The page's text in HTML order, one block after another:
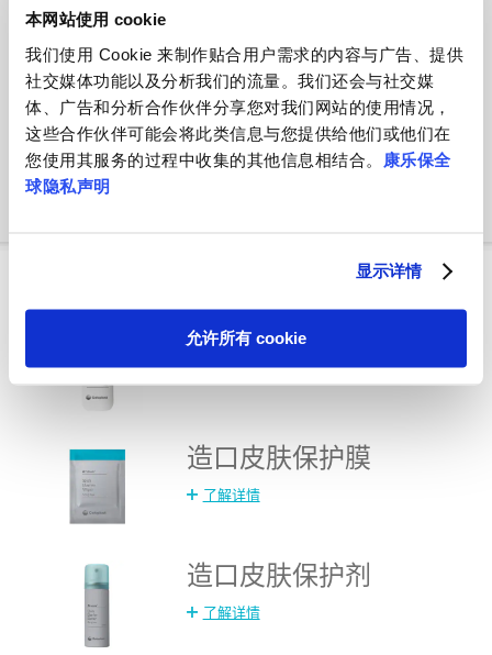
本网站使用 cookie
我们使用 Cookie 来制作贴合用户需求的内容与广告、提供
社交媒体功能以及分析我们的流量。我们还会与社交媒
体、广告和分析合作伙伴分享您对我们网站的使用情况，
这些合作伙伴可能会将此类信息与您提供给他们或他们在
您使用其服务的过程中收集的其他信息相结合。
康乐保全
球隐私声明
显示详情
允许所有 cookie
造口腰带
造口护肤粉
造口皮肤保护膜
了解详情
造口皮肤保护剂
了解详情